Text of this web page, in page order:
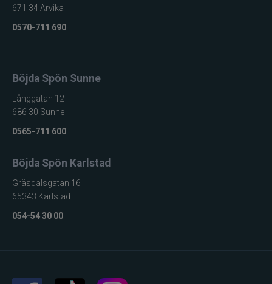
671 34 Arvika
0570-711 690
Böjda Spön Sunne
Långgatan 12
686 30 Sunne
0565-711 600
Böjda Spön Karlstad
Gräsdalsgatan 16
65343 Karlstad
054-54 30 00